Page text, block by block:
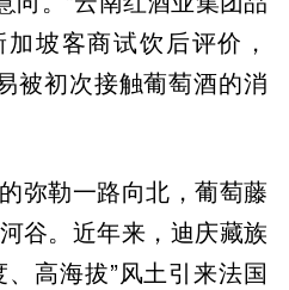
坡客商试饮后评价，
被初次接触葡萄酒的消
弥勒一路向北，葡萄藤
谷。近年来，迪庆藏族
高海拔”风土引来法国